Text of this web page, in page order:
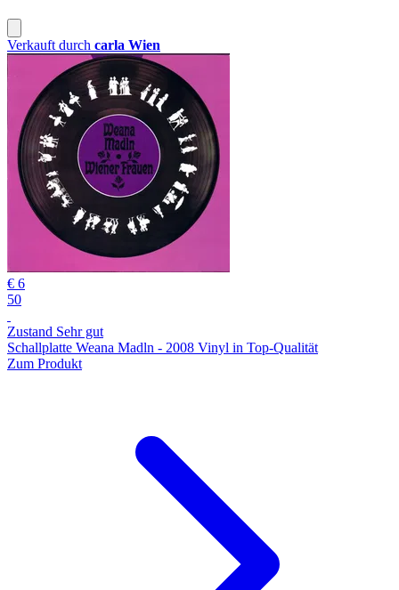
Verkauft durch carla Wien
€ 6
50
Zustand Sehr gut
Schallplatte Weana Madln - 2008 Vinyl in Top-Qualität
Zum Produkt